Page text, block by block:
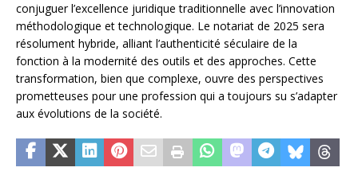
conjuguer l’excellence juridique traditionnelle avec l’innovation
méthodologique et technologique. Le notariat de 2025 sera
résolument hybride, alliant l’authenticité séculaire de la
fonction à la modernité des outils et des approches. Cette
transformation, bien que complexe, ouvre des perspectives
prometteuses pour une profession qui a toujours su s’adapter
aux évolutions de la société.